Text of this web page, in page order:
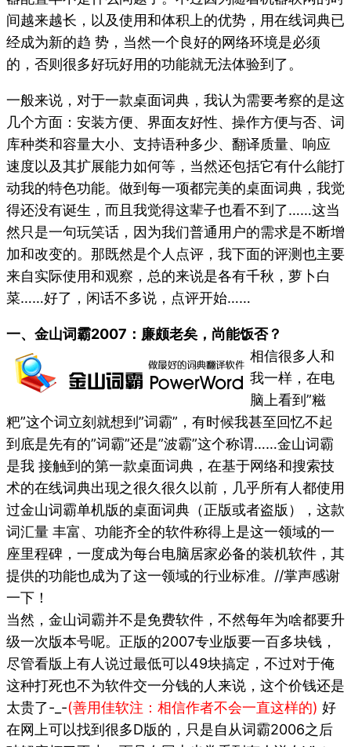
间越来越长，以及使用和体积上的优势，用在线词典已
经成为新的趋 势，当然一个良好的网络环境是必须
的，否则很多好玩好用的功能就无法体验到了。
一般来说，对于一款桌面词典，我认为需要考察的是这
几个方面：安装方便、界面友好性、操作方便与否、词
库种类和容量大小、支持语种多少、翻译质量、响应
速度以及其扩展能力如何等，当然还包括它有什么能打
动我的特色功能。做到每一项都完美的桌面词典，我觉
得还没有诞生，而且我觉得这辈子也看不到了……这当
然只是一句玩笑话，因为我们普通用户的需求是不断增
加和改变的。那既然是个人点评，我下面的评测也主要
来自实际使用和观察，总的来说是各有千秋，萝卜白
菜……好了，闲话不多说，点评开始……
一、金山词霸2007：廉颇老矣，尚能饭否？
相信很多人和
我一样，在电
脑上看到”糍
粑”这个词立刻就想到”词霸”，有时候我甚至回忆不起
到底是先有的”词霸”还是”波霸”这个称谓……金山词霸
是我 接触到的第一款桌面词典，在基于网络和搜索技
术的在线词典出现之很久很久以前，几乎所有人都使用
过金山词霸单机版的桌面词典（正版或者盗版），这款
词汇量 丰富、功能齐全的软件称得上是这一领域的一
座里程碑，一度成为每台电脑居家必备的装机软件，其
提供的功能也成为了这一领域的行业标准。//掌声感谢
一下！
当然，金山词霸并不是免费软件，不然每年为啥都要升
级一次版本号呢。正版的2007专业版要一百多块钱，
尽管看版上有人说过最低可以49块搞定，不过对于俺
这种打死也不为软件交一分钱的人来说，这个价钱还是
太贵了-_-(善用佳软注：相信作者不会一直这样的) 好
在网上可以找到很多D版的，只是自从词霸2006之后